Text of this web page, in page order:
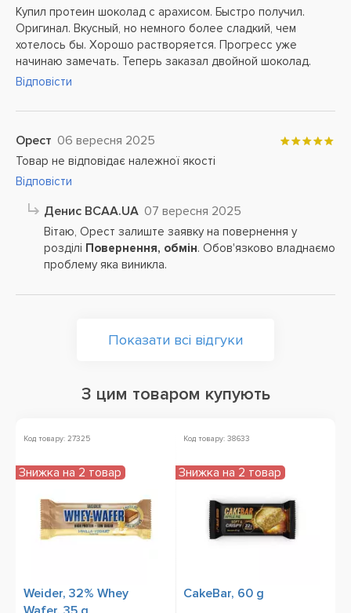
Купил протеин шоколад с арахисом. Быстро получил.
Оригинал. Вкусный, но немного более сладкий, чем
хотелось бы. Хорошо растворяется. Прогресс уже
начинаю замечать. Теперь заказал двойной шоколад.
Відповісти
Орест 06 вересня 2025
Товар не відповідає належної якості
Відповісти
Денис BCAA.UA 07 вересня 2025
Вітаю, Орест залиште заявку на повернення у
розділі Повернення, обмін. Обов'язково владнаємо
проблему яка виникла.
Показати всі відгуки
З цим товаром купують
Код товару: 27325
Weider, 32% Whey
Знижка на 2 товар
Код товару: 38633
CakeBar, 60 g
Знижка на 2 товар